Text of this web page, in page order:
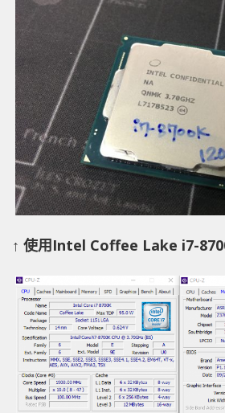
↑ 使用Intel Coffee Lake i7-